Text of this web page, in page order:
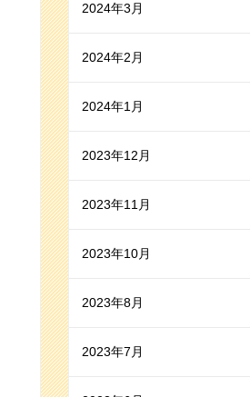
2024年3月
2024年2月
2024年1月
2023年12月
2023年11月
2023年10月
2023年8月
2023年7月